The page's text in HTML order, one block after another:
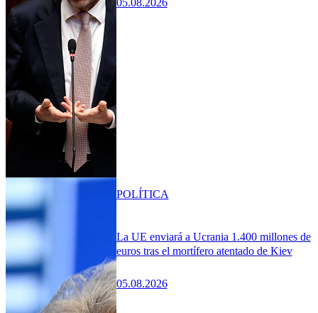
05.08.2026
La UE enviará a Ucrania 1.400 millones de
euros tras el mortífero atentado de Kiev
05.08.2026
POLÍTICA